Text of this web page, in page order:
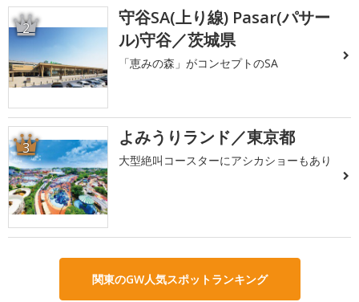
2
守谷SA(上り線) Pasar(パサー
ル)守谷／茨城県
「恵みの森」がコンセプトのSA
3 よみうりランド／東京都
大型絶叫コースターにアシカショーもあり
関東のGW人気スポットランキング